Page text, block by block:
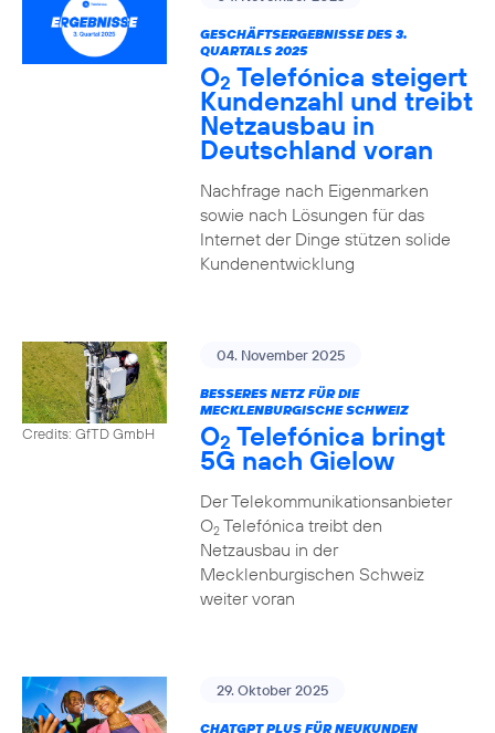
GESCHÄFTSERGEBNISSE DES 3.
QUARTALS 2025
O2 Telefónica steigert
Kundenzahl und treibt
Netzausbau in
Deutschland voran
Nachfrage nach Eigenmarken
sowie nach Lösungen für das
Internet der Dinge stützen solide
Kundenentwicklung
Credits: GfTD GmbH
04. November 2025
BESSERES NETZ FÜR DIE
MECKLENBURGISCHE SCHWEIZ
O2 Telefónica bringt
5G nach Gielow
Der Telekommunikationsanbieter
O2Telefónica treibt den
Netzausbau in der
Mecklenburgischen Schweiz
weiter voran
29. Oktober 2025
CHATGPT PLUS FÜR NEUKUNDEN